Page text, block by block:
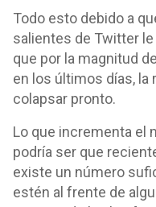
Todo esto debido a
salientes de Twitter
que por la magnitud
en los últimos días, la
colapsar pronto.
Lo que incrementa el
podría ser que
existe un número
estén al frente de